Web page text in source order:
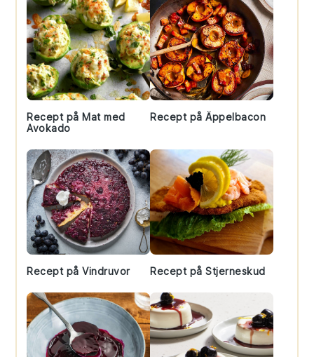
Recept på Mat med
Avokado
Recept på Äppelbacon
Recept på Vindruvor Recept på Stjerneskud